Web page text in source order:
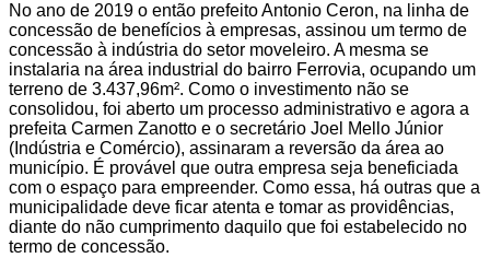
No ano de 2019 o então prefeito Antonio Ceron, na linha de
concessão de benefícios à empresas, assinou um termo de
concessão à indústria do setor moveleiro. A mesma se
instalaria na área industrial do bairro Ferrovia, ocupando um
terreno de 3.437,96m². Como o investimento não se
consolidou, foi aberto um processo administrativo e agora a
prefeita Carmen Zanotto e o secretário Joel Mello Júnior
(Indústria e Comércio), assinaram a reversão da área ao
município. É provável que outra empresa seja beneficiada
com o espaço para empreender. Como essa, há outras que a
municipalidade deve ficar atenta e tomar as providências,
diante do não cumprimento daquilo que foi estabelecido no
termo de concessão.